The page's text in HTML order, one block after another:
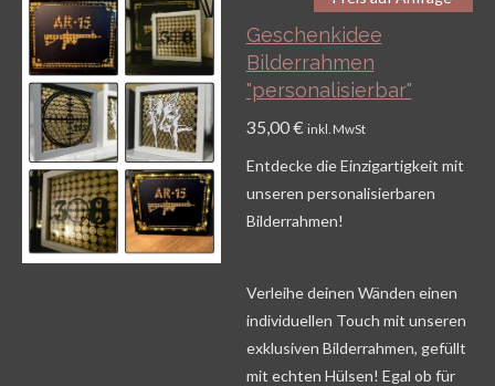
Geschenkidee
Bilderrahmen
"personalisierbar"
35,00 € inkl. MwSt
Entdecke die Einzigartigkeit mit
unseren personalisierbaren
Bilderrahmen!
Verleihe deinen Wänden einen
individuellen Touch mit unseren
exklusiven Bilderrahmen, gefüllt
mit echten Hülsen! Egal ob für